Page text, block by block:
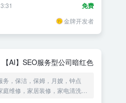
免费
金牌开发者
【AI】SEO服务型公司暗红色
务，保洁，保姆，月嫂，钟点
庭维修，家居装修，家电清洗，